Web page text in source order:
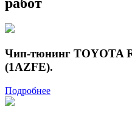
Чип-тюнинг TOYOTA
(1AZFE).
Подробнее